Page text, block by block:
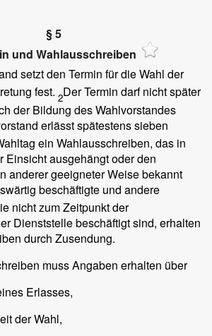
§ 5
und Wahlausschreiben
setzt den Termin für die Wahl der
fest. 2Der Termin darf nicht später
der Bildung des Wahlvorstandes
erlässt spätestens sieben
ein Wahlausschreiben, das in
Einsicht ausgehängt oder den
anderer geeigneter Weise bekannt
beschäftigte und andere
nicht zum Zeitpunkt der
Dienststelle beschäftigt sind, erhalten
durch Zusendung.
muss Angaben erhalten über
Erlasses,
der Wahl,